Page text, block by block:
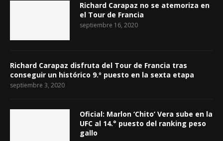
Richard Carapaz no se atemoriza en
el Tour de Francia
septiembre 16, 2020
Richard Carapaz disfruta del Tour de Francia tras
conseguir un histórico 9.º puesto en la sexta etapa
septiembre 3, 2020
Oficial: Marlon ‘Chito’ Vera sube en la
UFC al 14.° puesto del ranking peso
gallo